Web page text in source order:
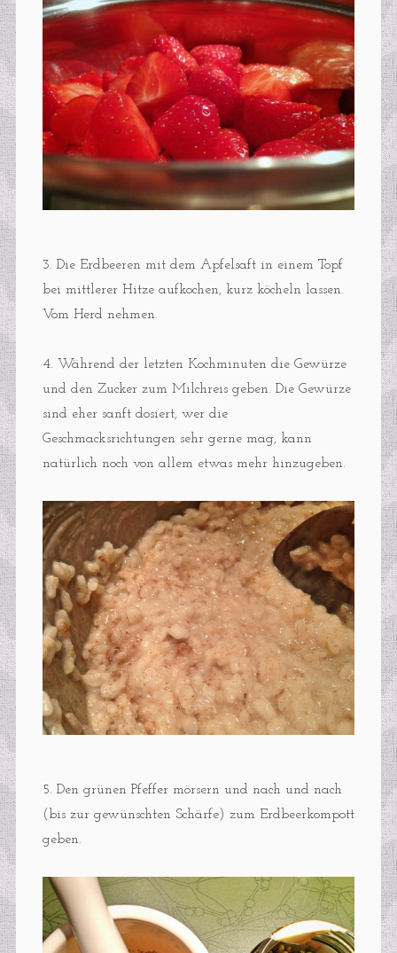
3. Die Erdbeeren mit dem Apfelsaft in einem Topf
bei mittlerer Hitze aufkochen, kurz köcheln lassen.
Vom Herd nehmen.
4. Während der letzten Kochminuten die Gewürze
und den Zucker zum Milchreis geben. Die Gewürze
sind eher sanft dosiert, wer die
Geschmacksrichtungen sehr gerne mag, kann
natürlich noch von allem etwas mehr hinzugeben.
5. Den grünen Pfeffer mörsern und nach und nach
(bis zur gewünschten Schärfe) zum Erdbeerkompott
geben.